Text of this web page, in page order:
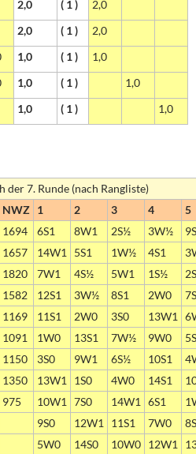
2,0 ( 1 )
2,0
2,0 ( 1 )
2,0
1,0 ( 1 )
1,0
1,0 ( 1 )
1,0
1,0 ( 1 ) 1,0
7. Runde (nach Rangliste)
NWZ 1 2 3 4
5
1694 6S1 8W1 2S½ 3W½
1657 14W1 5S1 1W½ 4S1
1820 7W1 4S½ 5W1 1S½
1582 12S1 3W½ 8S1 2W0
1169 11S1 2W0 3S0 13W1
1091 1W0 13S1 7W½ 9W0
1150 3S0 9W1 6S½ 10S1
1350 13W1 1S0 4W0 14S1
975 10W1 7S0 14W1 6S1
9S0 12W1 11S1 7W0
5W0 14S0 10W0 12W1